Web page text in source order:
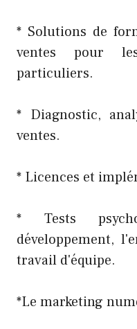
* Solutions de
ventes pour
particuliers.
* Diagnostic,
ventes.
* Licences et
* Tests
développement,
travail d'équipe.
*Le marketing